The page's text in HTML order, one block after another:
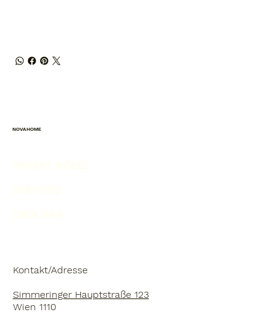
NOVAHOME
Kontakt/Adresse
Simmeringer Hauptstraße 123
Wien 1110